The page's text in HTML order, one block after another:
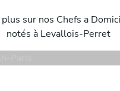
sur nos Chefs a
notés à Levallois-Perret
218 services